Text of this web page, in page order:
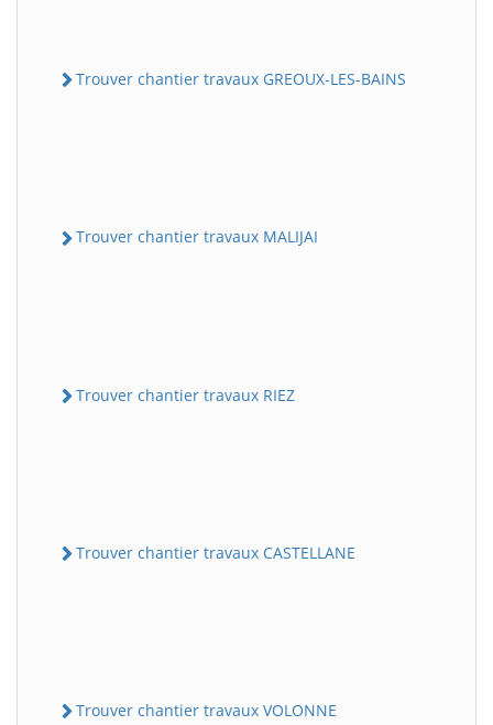
Trouver chantier travaux GREOUX-LES-BAINS
Trouver chantier travaux MALIJAI
Trouver chantier travaux RIEZ
Trouver chantier travaux CASTELLANE
Trouver chantier travaux VOLONNE